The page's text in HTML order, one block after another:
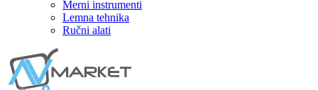
Merni instrumenti
Lemna tehnika
Ručni alati